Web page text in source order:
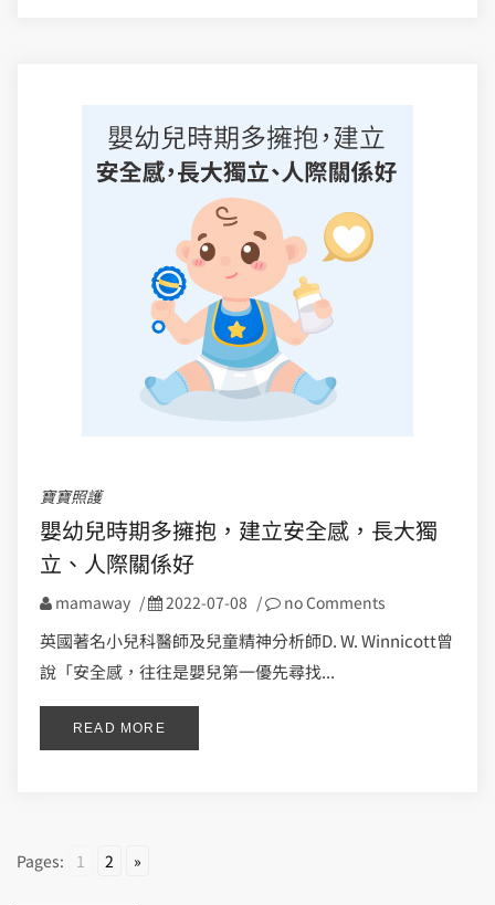
寶寶照護
嬰幼兒時期多擁抱，建立安全感，長大獨
立、人際關係好
mamaway / 2022-07-08 / no Comments
英國著名小兒科醫師及兒童精神分析師D. W. Winnicott曾
說「安全感，往往是嬰兒第一優先尋找...
READ MORE
Pages: 1 2 »